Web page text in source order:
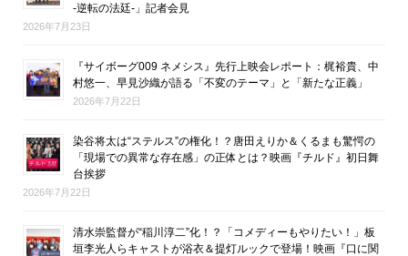
-逆転の法廷-」記者会見
2026年7月23日
『サイボーグ009 ネメシス』先行上映会レポート：梶裕貴、中
村悠一、早見沙織が語る「不変のテーマ」と「新たな正義」
2026年7月22日
染谷将太は“ステルス”の権化！？唐田えりか＆くるまも驚愕の
「現場での異常な存在感」の正体とは？映画『チルド』初日舞
台挨拶
2026年7月22日
清水崇監督が“稲川淳二”化！？「コメディーもやりたい！」板
垣李光人らキャストが浴衣＆提灯ルックで登場！映画『口に関